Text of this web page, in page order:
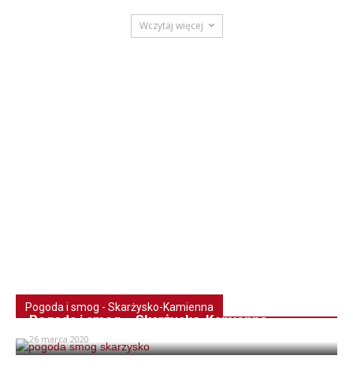
Wczytaj więcej
Pogoda i smog - Skarżysko-Kamienna
Pogoda i smog – Skarżysko-Kamienna
26 marca 2020